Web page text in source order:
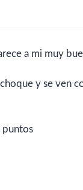
a mi muy
y se ven
puntos